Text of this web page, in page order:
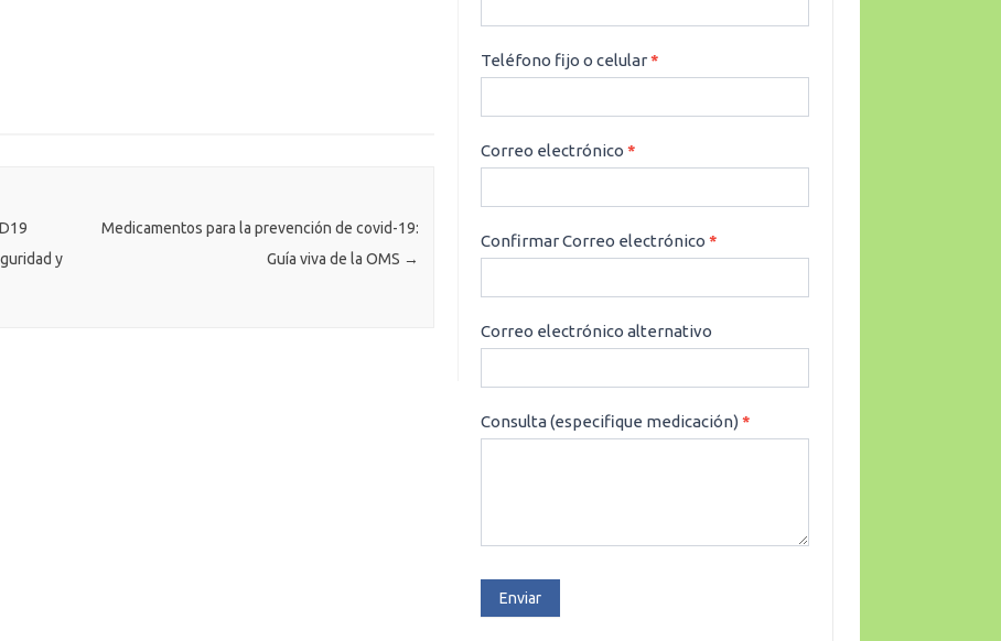
y
Medicamentos para la prevención de covid-19:
Guía viva de la OMS →
Teléfono fijo o celular*
Correo electrónico*
Confirmar Correo electrónico*
Correo electrónico alternativo
Consulta (especifique medicación)*
Enviar